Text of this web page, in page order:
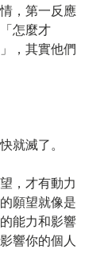
，第一反應
怎麼才
，其實他們
就滅了。
，才有動力
願望就像是
能力和影響
響你的個人